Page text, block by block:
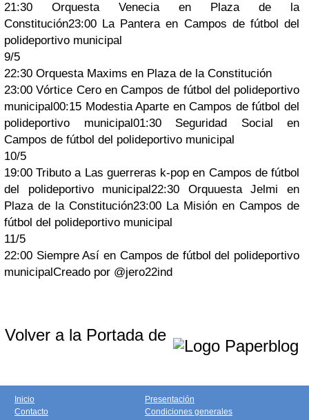
21:30 Orquesta Venecia en Plaza de la
Constitución23:00 La Pantera en Campos de fútbol del
polideportivo municipal
9/5
22:30 Orquesta Maxims en Plaza de la Constitución
23:00 Vórtice Cero en Campos de fútbol del polideportivo
municipal00:15 Modestia Aparte en Campos de fútbol del
polideportivo municipal01:30 Seguridad Social en
Campos de fútbol del polideportivo municipal
10/5
19:00 Tributo a Las guerreras k-pop en Campos de fútbol
del polideportivo municipal22:30 Orquuesta Jelmi en
Plaza de la Constitución23:00 La Misión en Campos de
fútbol del polideportivo municipal
11/5
22:00 Siempre Así en Campos de fútbol del polideportivo
municipalCreado por @jero22ind
Volver a la Portada de
Inicio
Contacto
Presentación
Condiciones generales